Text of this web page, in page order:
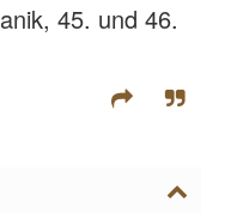
45. und 46.